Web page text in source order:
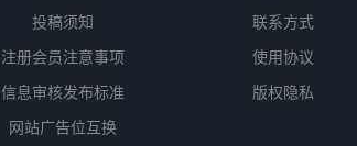
投稿须知
注册会员注意事项
信息审核发布标准
网站广告位互换
联系方式
使用协议
版权隐私